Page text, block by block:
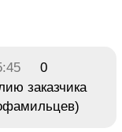
0
заказчика